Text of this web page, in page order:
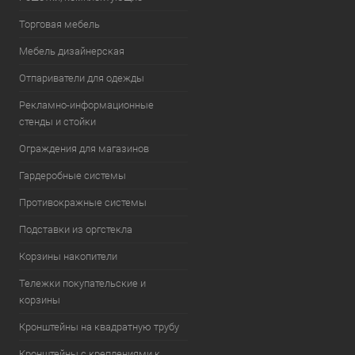
Торговая мебель
Мебель дизайнерская
Отпариватели для одежды
Рекламно-информационные
стенды и стойки
Ограждения для магазинов
Гардеробные системы
Противокражные системы
Подставки из оргстекла
Корзины накопители
Тележки покупательские и
корзины
Кронштейны на квадратную трубу